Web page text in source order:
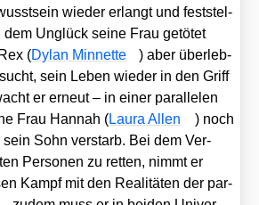
wie­der erlangt und fest­stel­
dem Unglück sei­ne Frau getö­tet
(Dylan Min­net­te
) aber über­leb­
sein Leben wie­der in den Griff
er erneut – in einer par­al­le­len
Frau Han­nah (Lau­ra Allen
) noch
sein Sohn ver­starb. Bei dem Ver­
Per­so­nen zu ret­ten, nimmt er
Kampf mit den Rea­li­tä­ten der par­